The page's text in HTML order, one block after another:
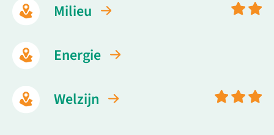
Milieu
Energie
Welzijn